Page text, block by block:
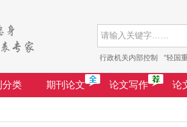
行政机关内部控制 “轻国
分类 期刊论文 论文写作 论